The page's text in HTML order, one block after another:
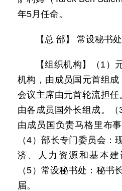
年5月任命。
【总 部】 常设秘书
【组织机构】（1）
机构，由成员国元首组成
会议主席由元首轮流担任
由各成员国外长组成。（
由成员国负责马格里布
（4）部长专门委员会：
济、人力资源和基本建
（5）常设秘书处：秘书
届。